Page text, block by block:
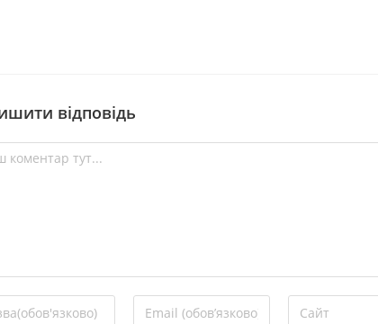
відповідь